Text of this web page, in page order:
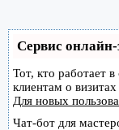
Сервис онлайн-
Тот, кто работает
клиентам о
Для новых
Чат-бот для